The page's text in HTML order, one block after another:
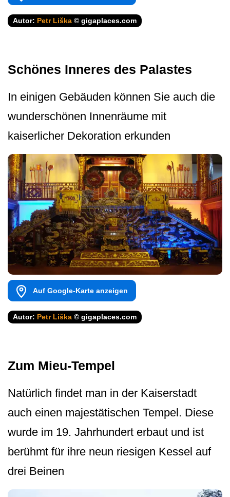
Autor: Petr Liška © gigaplaces.com
Schönes Inneres des Palastes
In einigen Gebäuden können Sie auch die
wunderschönen Innenräume mit
kaiserlicher Dekoration erkunden
Auf Google-Karte anzeigen
Autor: Petr Liška © gigaplaces.com
Zum Mieu-Tempel
Natürlich findet man in der Kaiserstadt
auch einen majestätischen Tempel. Diese
wurde im 19. Jahrhundert erbaut und ist
berühmt für ihre neun riesigen Kessel auf
drei Beinen